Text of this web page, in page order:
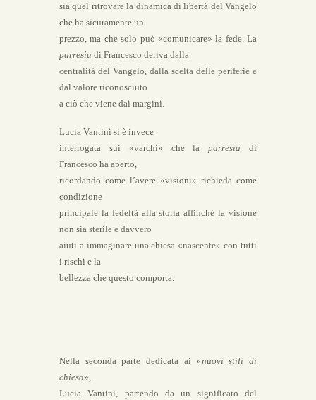
sia quel ritrovare la dinamica di libertà del Vangelo
che ha sicuramente un
prezzo, ma che solo può «comunicare» la fede. La
parresia di Francesco deriva dalla
centralità del Vangelo, dalla scelta delle periferie e
dal valore riconosciuto
a ciò che viene dai margini.
Lucia Vantini si è invece
interrogata sui «varchi» che laparresia di
Francesco ha aperto,
ricordando come l’avere «visioni» richieda come
condizione
principale la fedeltà alla storia affinché la visione
non sia sterile e davvero
aiuti a immaginare una chiesa «nascente» con tutti
i rischi e la
bellezza che questo comporta.
Nella seconda parte dedicata ai «nuovi stili di
chiesa»,
Lucia Vantini, partendo da un significato del